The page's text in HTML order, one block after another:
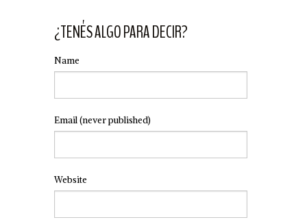
¿TENÉS ALGO PARA DECIR?
Name
Email(never published)
Website